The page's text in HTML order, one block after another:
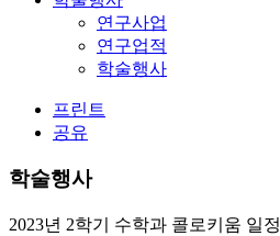
연구사업
연구업적
학술행사
프린트
공유
학술행사
2023년 2학기 수학과 콜로키움 일정